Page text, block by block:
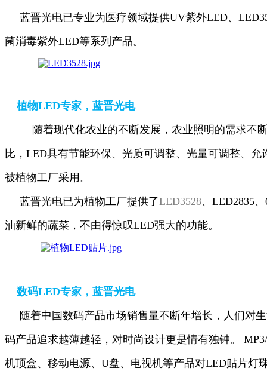
蓝晋光电已专业为医疗领域提供UV紫外LED、
菌消毒紫外LED等系列产品。
植物LED专家，蓝晋光电
随着现代化农业的不断发展，农业照明的需求不断
比， LED具有节能环保、光质可调整、光量可调整、
被植物工厂采用。
蓝晋光电已为植物工厂提供了LED3528、LED2835
油新鲜的蔬菜，不由得惊叹LED强大的功能。
数码LED专家，蓝晋光电
随着中国数码产品市场销售量不断年增长，人们对
码产品追求越薄越轻，对时尚设计更是情有独钟。
机顶盒、移动电源、U盘、电视机等产品对LED贴片灯